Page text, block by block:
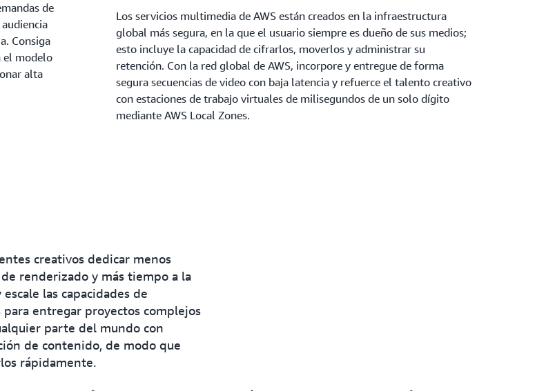
de
Consiga
el modelo
alta
Los servicios multimedia de AWS están creados en la infraestructura
global más segura, en la que el usuario siempre es dueño de sus medios;
esto incluye la capacidad de cifrarlos, moverlos y administrar su
retención. Con la red global de AWS, incorpore y entregue de forma
segura secuencias de video con baja latencia y refuerce el talento creativo
con estaciones de trabajo virtuales de milisegundos de un solo dígito
mediante AWS Local Zones.
creativos dedicar menos
renderizado y más tiempo a la
las capacidades de
entregar proyectos complejos
parte del mundo con
de contenido, de modo que
rápidamente.